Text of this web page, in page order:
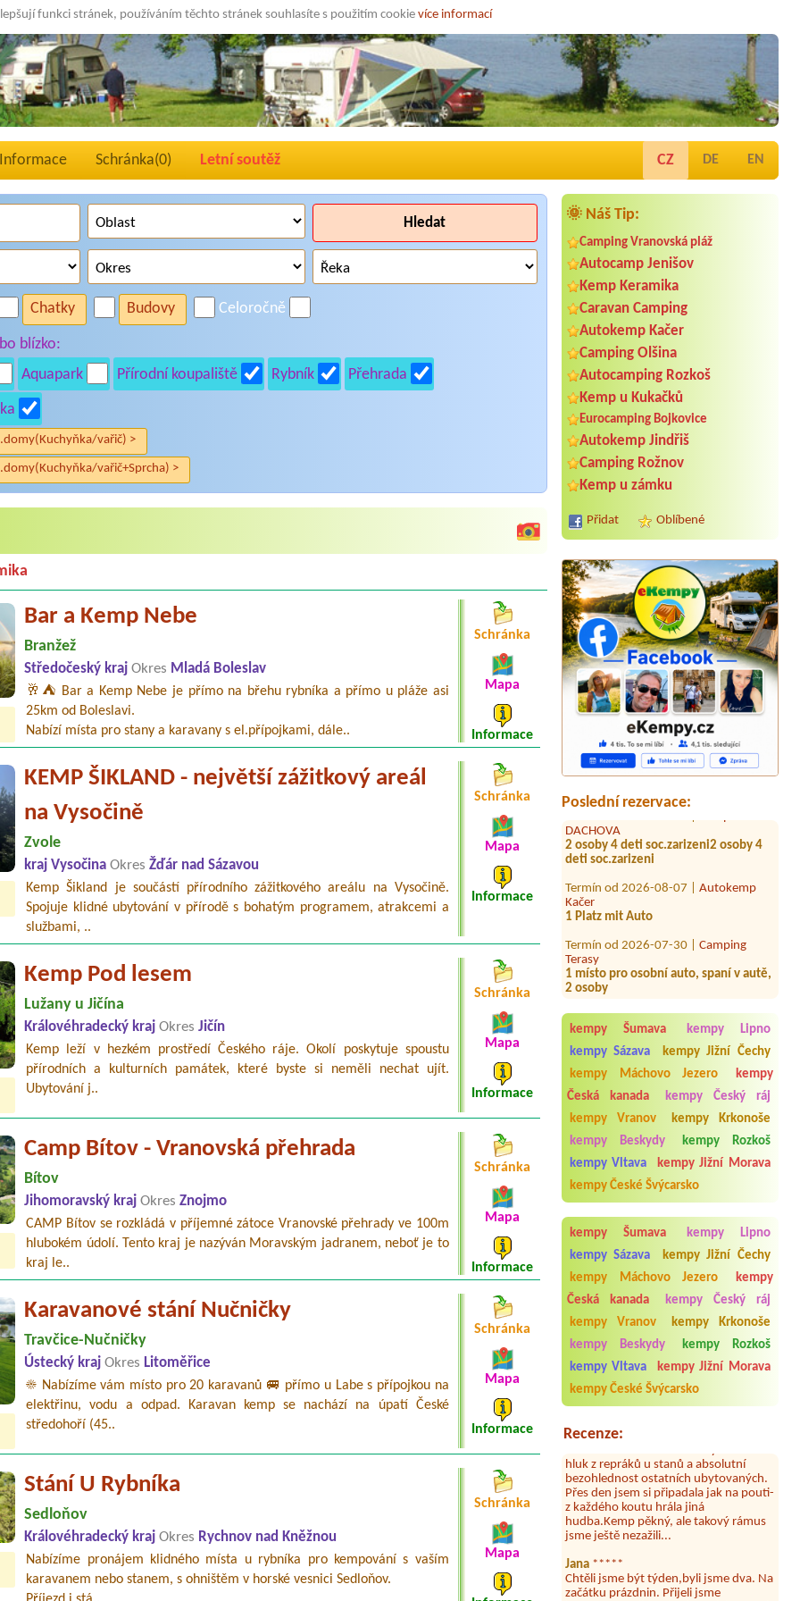
funkci stránek, používáním těchto stránek souhlasíte s použitím cookie více informací
Informace Schránka(0) Letní soutěž CZ DE EN
🌞 Náš Tip:
Camping Vranovská pláž
Autocamp Jenišov
Kemp Keramika
Caravan Camping
Autokemp Kačer
Camping Olšina
Autocamping Rozkoš
Kemp u Kukačků
Eurocamping Bojkovice
Autokemp Jindřiš
Camping Rožnov
Kemp u zámku
Přidat Oblíbené
Poslední rezervace:
Termín od 2026-08-01 |Autokemp
Ždáň
1x 6L velká chatka
Termín od 2026-07-30 |tábořiště
Orlice
2 stany
Termín od 2026-07-25 |
2 osoby 4 deti soc.zarizeni2 osoby 4
deti soc.zarizeni
Kačer
1 Platz mit Auto
Terasy
1 místo pro osobní auto, spaní v autě,
2 osoby
Vltava
2 stany + auto + 4 osoby
Termín od 2026-07-22 | Autocamping
Luhačovice
Auto+karavan, 2 dospělí, 2 děti do
15.let
1 velký stan4auta, 8 osob
Termín od 2026-07-29 |
Seč Pláž
2L
Termín od 2026-08-06 |Autokempink
Huette 2 personen
kempy Šumava
kempy Lipno
kempy Sázava
kempy Jižní Čechy
kempy Máchovo Jezero
kempy
Česká kanada
kempy Český ráj
kempy Vranov
kempy Krkonoše
kempy Beskydy
kempy Rozkoš
kempy Vltava
kempy Jižní Morava
kempy České Švýcarsko
kempy Šumava
kempy Lipno
kempy Sázava
kempy Jižní Čechy
kempy Máchovo Jezero
kempy
Česká kanada
kempy Český ráj
kempy Vranov
kempy Krkonoše
kempy Beskydy
kempy Rozkoš
kempy Vltava
kempy Jižní Morava
kempy České Švýcarsko
Recenze:
Aneta Melicharová
***
2026. Kemp jako takový je pěkný. V
umývárně i na WC bylo vždy čisto,
doplněný papír i utěrky, což při
množství návštěvníků není
samozřejmost. V kempu je obchod a
Co nás ale velice zklamalo byl celodenní
bezohlednost ostatních ubytovaných.
Přes den jsem si připadala jak na pouti-
z každého koutu hrála jiná
hudba.Kemp pěkný, ale takový rámus
jsme ještě nezažili...
Chtěli jsme být týden,byli jsme dva. Na
začátku prázdnin. Přijeli jsme
karavanem. Klid pohoda socialky nové
Hledat
Chatky Budovy Celoročně
blízko:
Aquapark Přírodní koupaliště Rybník Přehrada
vařič) >
vařič+Sprcha) >
Bar a Kemp Nebe
Branžež
Středočeský krajOkres Mladá Boleslav
🥂⛺ Bar a Kemp Nebe je přímo na břehu rybníka a přímo u pláže asi
25km od Boleslavi.
Nabízí místa pro stany a karavany s el.přípojkami, dále..
Schránka
Mapa
Informace
KEMP ŠIKLAND - největší zážitkový areál
na Vysočině
Zvole
kraj VysočinaOkres Žďár nad Sázavou
Kemp Šikland je součástí přírodního zážitkového areálu na Vysočině.
Spojuje klidné ubytování v přírodě s bohatým programem, atrakcemi a
službami, ..
Schránka
Mapa
Informace
Kemp Pod lesem
Lužany u Jičína
Královéhradecký krajOkres Jičín
Kemp leží v hezkém prostředí Českého ráje. Okolí poskytuje spoustu
přírodních a kulturních památek, které byste si neměli nechat ujít.
Ubytování j..
Schránka
Mapa
Informace
Camp Bítov - Vranovská přehrada
Bítov
Jihomoravský krajOkres Znojmo
CAMP Bítov se rozkládá v příjemné zátoce Vranovské přehrady ve 100m
hlubokém údolí. Tento kraj je nazýván Moravským jadranem, neboť je to
kraj le..
Schránka
Mapa
Informace
Karavanové stání Nučničky
Travčice-Nučničky
Ústecký krajOkres Litoměřice
☀️ Nabízíme vám místo pro 20 karavanů 🚐 přímo u Labe s přípojkou na
elektřinu, vodu a odpad. Karavan kemp se nachází na úpatí České
středohoří (45..
Schránka
Mapa
Informace
Stání U Rybníka
Sedloňov
Královéhradecký krajOkres Rychnov nad Kněžnou
Nabízíme pronájem klidného místa u rybníka pro kempování s vaším
karavanem nebo stanem, s ohništěm v horské vesnici Sedloňov.
Schránka
Mapa